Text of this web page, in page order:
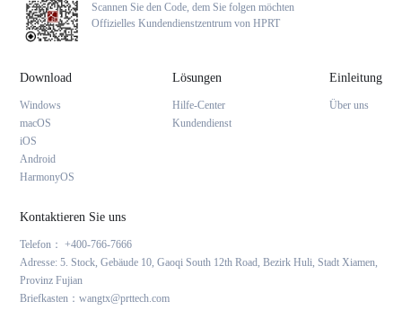
Scannen Sie den Code, dem Sie folgen möchten
Offizielles Kundendienstzentrum von HPRT
Download
Windows
macOS
iOS
Android
HarmonyOS
Lösungen
Hilfe-Center
Kundendienst
Einleitung
Über uns
Kontaktieren Sie uns
Telefon： +400-766-7666
Adresse: 5. Stock, Gebäude 10, Gaoqi South 12th Road, Bezirk Huli, Stadt Xiamen,
Provinz Fujian
Briefkasten：wangtx@prttech.com